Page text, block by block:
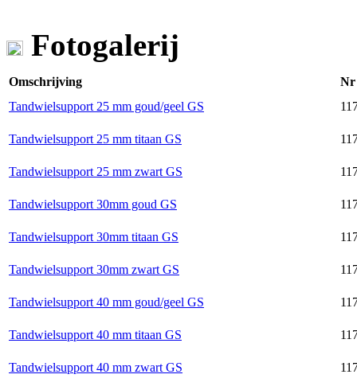
Fotogalerij
Omschrijving
Nr
Tandwielsupport 25 mm goud/geel GS
Tandwielsupport 25 mm titaan GS
Tandwielsupport 25 mm zwart GS
Tandwielsupport 30mm goud GS
Tandwielsupport 30mm titaan GS
Tandwielsupport 30mm zwart GS
Tandwielsupport 40 mm goud/geel GS
Tandwielsupport 40 mm titaan GS
Tandwielsupport 40 mm zwart GS